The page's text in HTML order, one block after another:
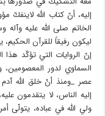
إليه، أنّ كتاب الله لاينفكّ
الخاتم صلى الله عليه
ليكون رفيقاً للقرآن الحكيم،
إنّ الروايات التي تؤكّد هذا
السماوي لدور
عصر _ومنذ أنْ خلق الله آدم
إليه الناس، لا يتقدمون
ولي الله في عباده، يتولّى